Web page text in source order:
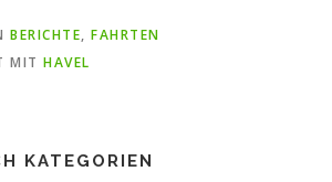
BERICHTE, FAHRTEN
MIT HAVEL
KATEGORIEN